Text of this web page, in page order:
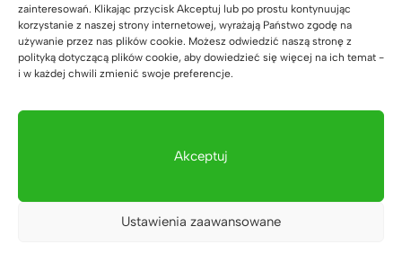
zainteresowań. Klikając przycisk Akceptuj lub po prostu kontynuując
korzystanie z naszej strony internetowej, wyrażają Państwo zgodę na
używanie przez nas plików cookie. Możesz odwiedzić naszą stronę z
polityką dotyczącą plików cookie, aby dowiedzieć się więcej na ich temat -
i w każdej chwili zmienić swoje preferencje.
Akceptuj
Ustawienia zaawansowane
Dla firm, które chcą czegoś więcej
Używamy najlepszych materiałów –
leżakowanego dębu, stali i polskich płyt